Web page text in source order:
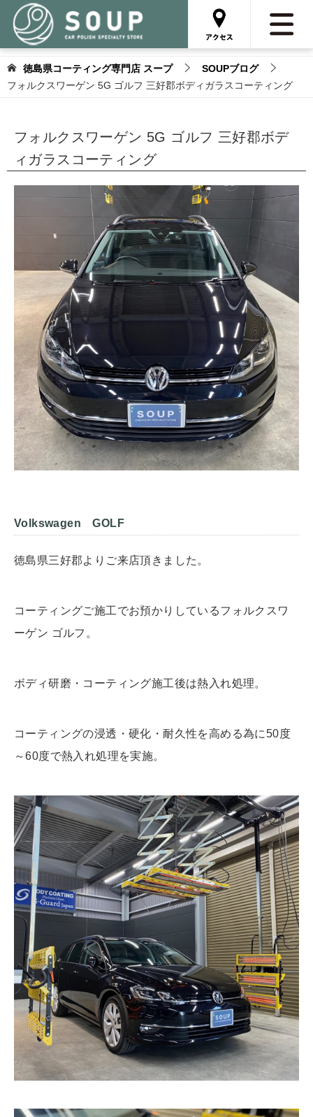
徳島県コーティング専門店 スープ
SOUPブログ
フォルクスワーゲン 5G ゴルフ 三好郡ボディガラスコーティング
フォルクスワーゲン 5G ゴルフ 三好郡ボデ
ィガラスコーティング
Volkswagen GOLF
徳島県三好郡よりご来店頂きました。
コーティングご施工でお預かりしているフォルクスワ
ーゲン ゴルフ。
ボディ研磨・コーティング施工後は熱入れ処理。
コーティングの浸透・硬化・耐久性を高める為に50度
～60度で熱入れ処理を実施。